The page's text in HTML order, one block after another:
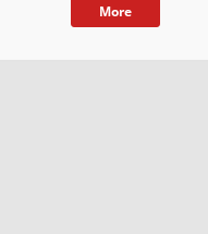
More